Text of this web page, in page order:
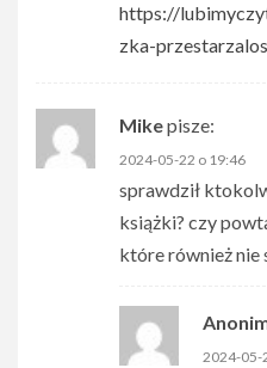
https://
zka-
Mikepisze:
2024-05-22 o 19:46
sprawdził
książki? czy
które również nie
2024-05-